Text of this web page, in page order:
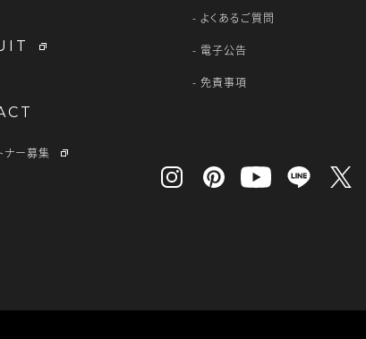
よくあるご質問
電子公告
免責事項
ナー募集